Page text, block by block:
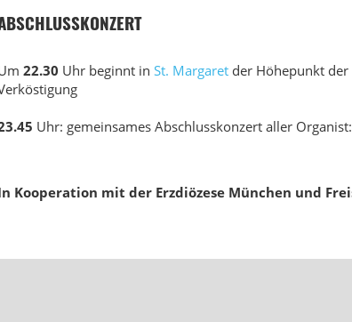
22.30 Uhr beginnt in St. Margaret der Höhepunkt
Uhr: gemeinsames Abschlusskonzert aller
Kooperation mit der Erzdiözese München und